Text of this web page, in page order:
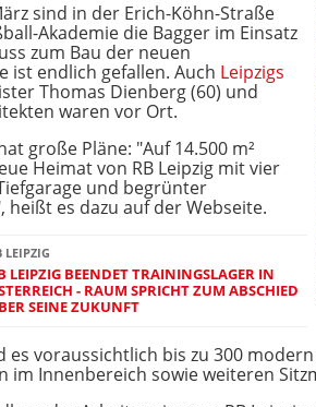
sind in der Erich-Köhn-Straße
Akademie die Bagger im Einsatz
zum Bau der neuen
ist endlich gefallen. Auch Leipzigs
Thomas Dienberg (60) und
waren vor Ort.
große Pläne: "Auf 14.500 m²
Heimat von RB Leipzig mit vier
und begrünter
heißt es dazu auf der Webseite.
LEIPZIG
LEIPZIG BEENDET TRAININGSLAGER IN
- RAUM SPRICHT ZUM ABSCHIED
SEINE ZUKUNFT
es voraussichtlich bis zu 300
im Innenbereich sowie weiteren